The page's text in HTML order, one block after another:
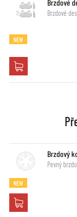
Brzdové
Brzdové
NEW
Brzdový
Pevný
NEW